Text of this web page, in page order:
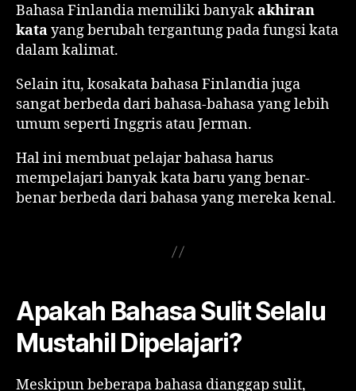
Bahasa Finlandia memiliki banyakakhiran
katayang berubah tergantung pada fungsi kata
dalam kalimat.
Selain itu, kosakata bahasa Finlandia juga
sangat berbeda dari bahasa-bahasa yang lebih
umum seperti Inggris atau Jerman.
Hal ini membuat pelajar bahasa harus
mempelajari banyak kata baru yang benar-
benar berbeda dari bahasa yang mereka kenal.
Apakah Bahasa Sulit Selalu
Mustahil Dipelajari?
Meskipun beberapa bahasa dianggap sulit,